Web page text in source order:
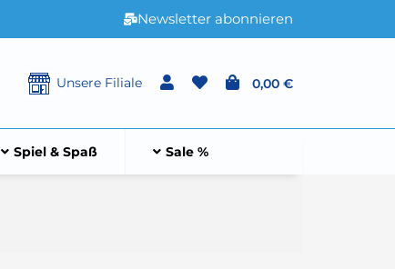
Newsletter abonnieren
Unsere Filiale 0,00 €
Spiel & Spaß Sale %